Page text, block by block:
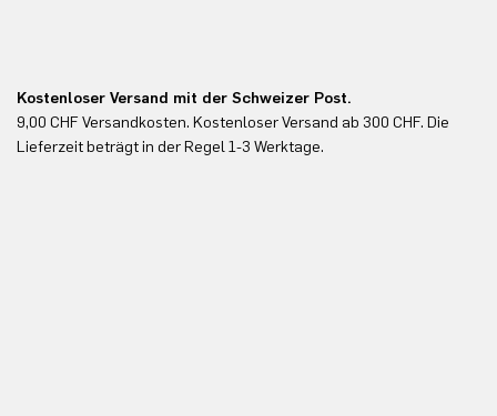
Kostenloser Versand mit der Schweizer Post.
9,00 CHF Versandkosten. Kostenloser Versand ab 300 CHF. Die
Lieferzeit beträgt in der Regel 1-3 Werktage.